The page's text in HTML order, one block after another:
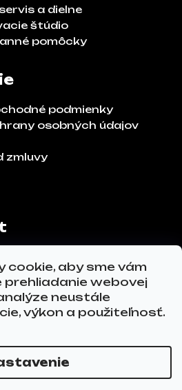
cookie, aby sme vám
prehliadanie webovej
neustále
výkon a použiteľnosť.
a dielne
štúdio
pomôcky
podmienky
osobných údajov
zmluvy
271 302